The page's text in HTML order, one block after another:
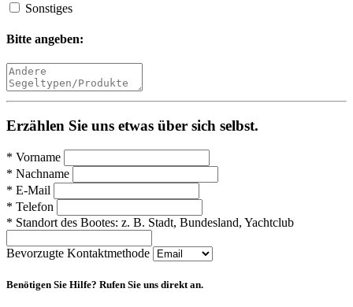
Sonstiges
Bitte angeben:
Erzählen Sie uns etwas über sich selbst.
* Vorname
* Nachname
* E-Mail
* Telefon
* Standort des Bootes: z. B. Stadt, Bundesland, Yachtclub
Bevorzugte Kontaktmethode
Benötigen Sie Hilfe? Rufen Sie uns direkt an.